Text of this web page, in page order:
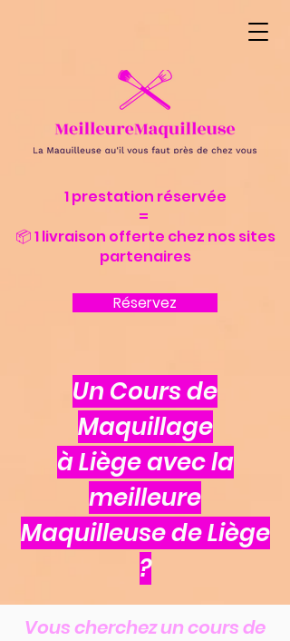
1 prestation réservée
=
📦 1 livraison offerte chez nos sites
partenaires
Réservez
Un Cours de
Maquillage
à Liège avec la
meilleure
Maquilleuse de Liège
?
Vous cherchez un cours de